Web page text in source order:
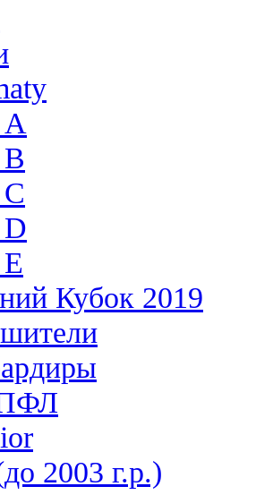
В
С
Кубок 2019
2003 г.р.)